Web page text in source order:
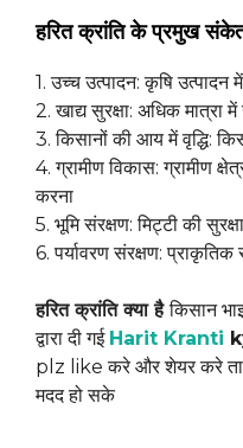
हरित क्रांति के प्रमुख
1. उच्च उत्पादन: कृषि उत्पादन में
2. खाद्य सुरक्षा: अधिक मात्रा
3. किसानों की आय में वृद्धि:
4. ग्रामीण विकास: ग्रामीण
करना
5. भूमि संरक्षण: मिट्टी की
6. पर्यावरण संरक्षण:
हरित क्रांति क्या हैकिसान
द्वारा दी गई Harit Kranti
plz like करे और शेयर करे
मदद हो सके